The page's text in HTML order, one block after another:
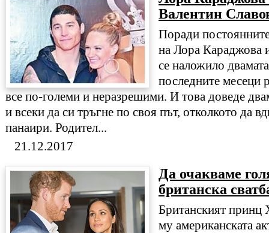
Валентин
Поради
на Лора Караджова
се наложило
последните месеци
все по-големи и неразрешими. И това доведе
и всеки да си тръгне по своя път, отколкото да
панаири. Родител...
21.12.2017
Да очакваме
британска
Британският принц
му американската